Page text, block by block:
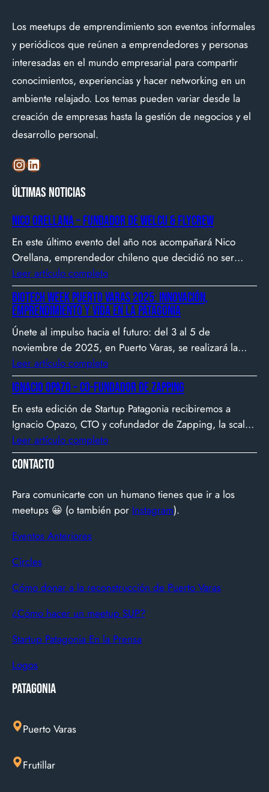
Los meetups de emprendimiento son eventos informales
y periódicos que reúnen a emprendedores y personas
interesadas en el mundo empresarial para compartir
conocimientos, experiencias y hacer networking en un
ambiente relajado. Los temas pueden variar desde la
creación de empresas hasta la gestión de negocios y el
desarrollo personal.
InstagramLinkedIn
Últimas noticias
Nico Orellana – Fundador de Welcu & Flycrew
En este último evento del año nos acompañará Nico
Orellana, emprendedor chileno que decidió no ser
gerente, sino constructor de impacto. Desde que en
2007 fundó Webprendedor (¡un visionario!), evento
que buscó dar visibilidad al emprendimiento
tecnológico en Chile, hasta fundar Welcu, la primera
empresa latinoamericana acelerada por 500 Startups en
Silicon Valley.
Leer artículo completo
Biotech Week Puerto Varas 2025: Innovación,
emprendimiento y vida en la Patagonia
Únete al impulso hacia el futuro: del 3 al 5 de
noviembre de 2025, en Puerto Varas, se realizará la
Biotech Week Puerto Varas 2025 donde la
biotecnología, el emprendimiento y el entorno
patagónico convergen para transformar ideas en
impacto.
Leer artículo completo
Ignacio Opazo – Co-Fundador de Zapping
En esta edición de Startup Patagonia recibiremos a
Ignacio Opazo, CTO y cofundador de Zapping, la scale-
up chilena que está cambiando la manera en que
América Latina ve televisión. ​Zapping nació con una idea
simple y potente: ofrecer una experiencia de TV por
internet fluida, sin decodificadores ni contratos, y hoy
suma más de 600…
Leer artículo completo
Contacto
Para comunicarte con un humano tienes que ir a los
meetups 😀 (o también por Instagram).
Eventos Anteriores
Circles
Cómo donar a la reconstrucción de Puerto Varas
¿Cómo hacer un meetup SUP?
Startup Patagonia En la Prensa
Logos
Patagonia
Puerto Varas
Frutillar